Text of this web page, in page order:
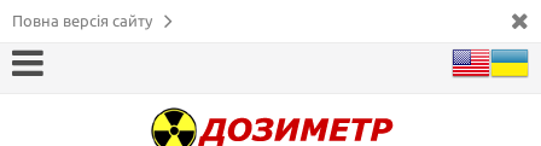
Повна версія сайту